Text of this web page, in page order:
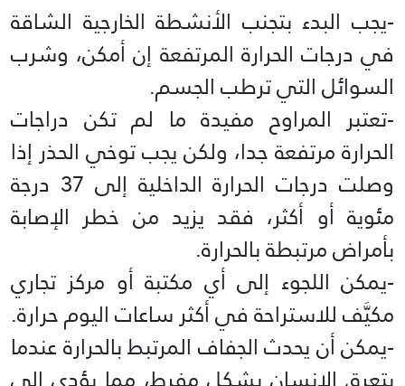
-يجب البدء بتجنب الأنشطة الخارجية الشاقة
في درجات الحرارة المرتفعة إن أمكن، وشرب
السوائل التي ترطب الجسم.
-تعتبر المراوح مفيدة ما لم تكن دراجات
الحرارة مرتفعة جدا، ولكن يجب توخي الحذر إذا
وصلت درجات الحرارة الداخلية إلى 37 درجة
مئوية أو أكثر، فقد يزيد من خطر الإصابة
بأمراض مرتبطة بالحرارة.
-يمكن اللجوء إلى أي مكتبة أو مركز تجاري
مكيَّف للاستراحة في أكثر ساعات اليوم حرارة.
-يمكن أن يحدث الجفاف المرتبط بالحرارة عندما